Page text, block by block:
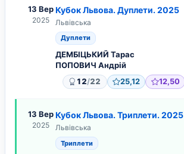
13 Вер
2025
Кубок Львова. Дуплети. 2025
Львівська
Дуплети
ДЕМБІЦЬКИЙ Тарас
ПОПОВИЧ Андрій
12/22 25,12 12,50
13 Вер
2025
Кубок Львова. Триплети. 2025
Львівська
Триплети